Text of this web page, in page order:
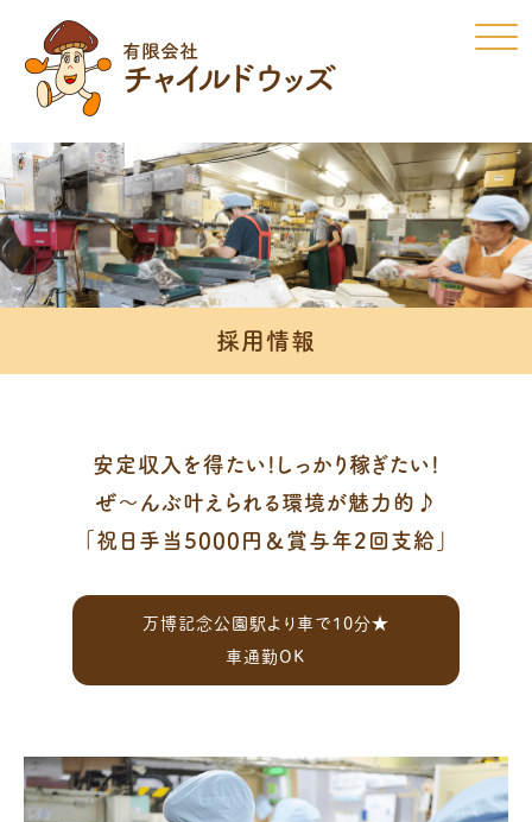
Click
採用情報
安定収入を得たい!しっかり稼ぎたい!
ぜ～んぶ叶えられる環境が魅力的♪
「祝日手当5000円＆賞与年2回支給」
万博記念公園駅より車で10分★
車通勤OK